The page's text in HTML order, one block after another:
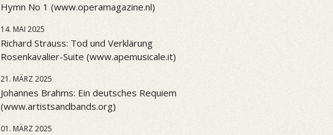
Hymn No 1 (www.operamagazine.nl)
14. MAI 2025
Richard Strauss: Tod und Verklärung
Rosenkavalier-Suite (www.apemusicale.it)
21. MÄRZ 2025
Johannes Brahms: Ein deutsches Requiem
(www.artistsandbands.org)
01. MÄRZ 2025